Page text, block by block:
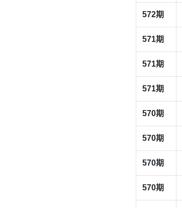
572期
571期
571期
571期
570期
570期
570期
570期